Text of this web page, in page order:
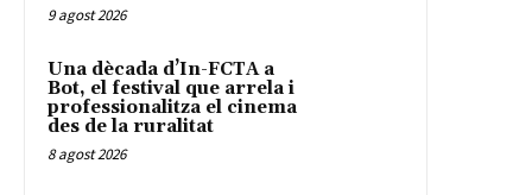
9 agost 2026
Una dècada d’In-FCTA a
Bot, el festival que arrela i
professionalitza el cinema
des de la ruralitat
8 agost 2026